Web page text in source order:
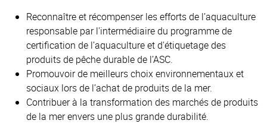
Reconnaître et récompenser les efforts de l’aquaculture
responsable par l'intermédiaire du programme de
certification de l’aquaculture et d'étiquetage des
produits de pêche durable de l’ASC.
Promouvoir de meilleurs choix environnementaux et
sociaux lors de l’achat de produits de la mer.
Contribuer à la transformation des marchés de produits
de la mer envers une plus grande durabilité.